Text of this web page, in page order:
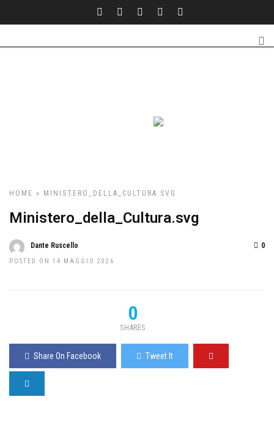
HOME » MINISTERO_DELLA_CULTURA.SVG
Ministero_della_Cultura.svg
Dante Ruscello
POSTED ON 14 MAGGIO 2026
0
0
SHARES
Share On Facebook Tweet It